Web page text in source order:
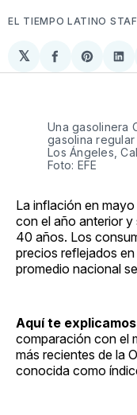
EL TIEMPO LATINO
𝕏
Compartir
en
Share
on
en
Una gasolinera
gasolina
Los Ángeles,
Foto: EFE
La inflación en
con el año anterior y
40 años. Los
precios reflejados
promedio nacional
Aquí te explicamos
comparación con el
más recientes de la
conocida como